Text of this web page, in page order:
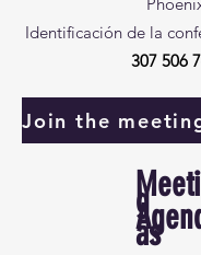
Identificación de la
307 506
g
as